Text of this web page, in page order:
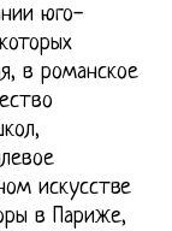
юго-
в романское
искусстве
в Париже,